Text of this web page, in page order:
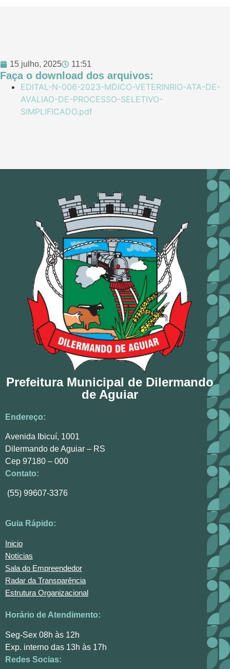
15 julho, 2025 11:51
Faça o download dos arquivos:
EDITAL-N-006-2023-MDICO-VETERINRIO-ATA-DE-
AVALIAO-DE-PROCESSO-SELETIVO-
SIMPLIFICADO.pdf
Prefeitura Municipal de Dilermando
de Aguiar
Endereço:
Avenida Ibicuí, 1001
Dilermando de Aguiar – RS
Cep 97180 – 000
Contato:
(55) 99607-3376
Guia Rápido:
Inicio
Notícias
Sala do Empreendedor
Radar da Transparência
Estrutura Organizacional
Horário de Atendimento:
Seg-Sex 08h às 12h
Exp. interno das 13h às 17h
Redes Socias: